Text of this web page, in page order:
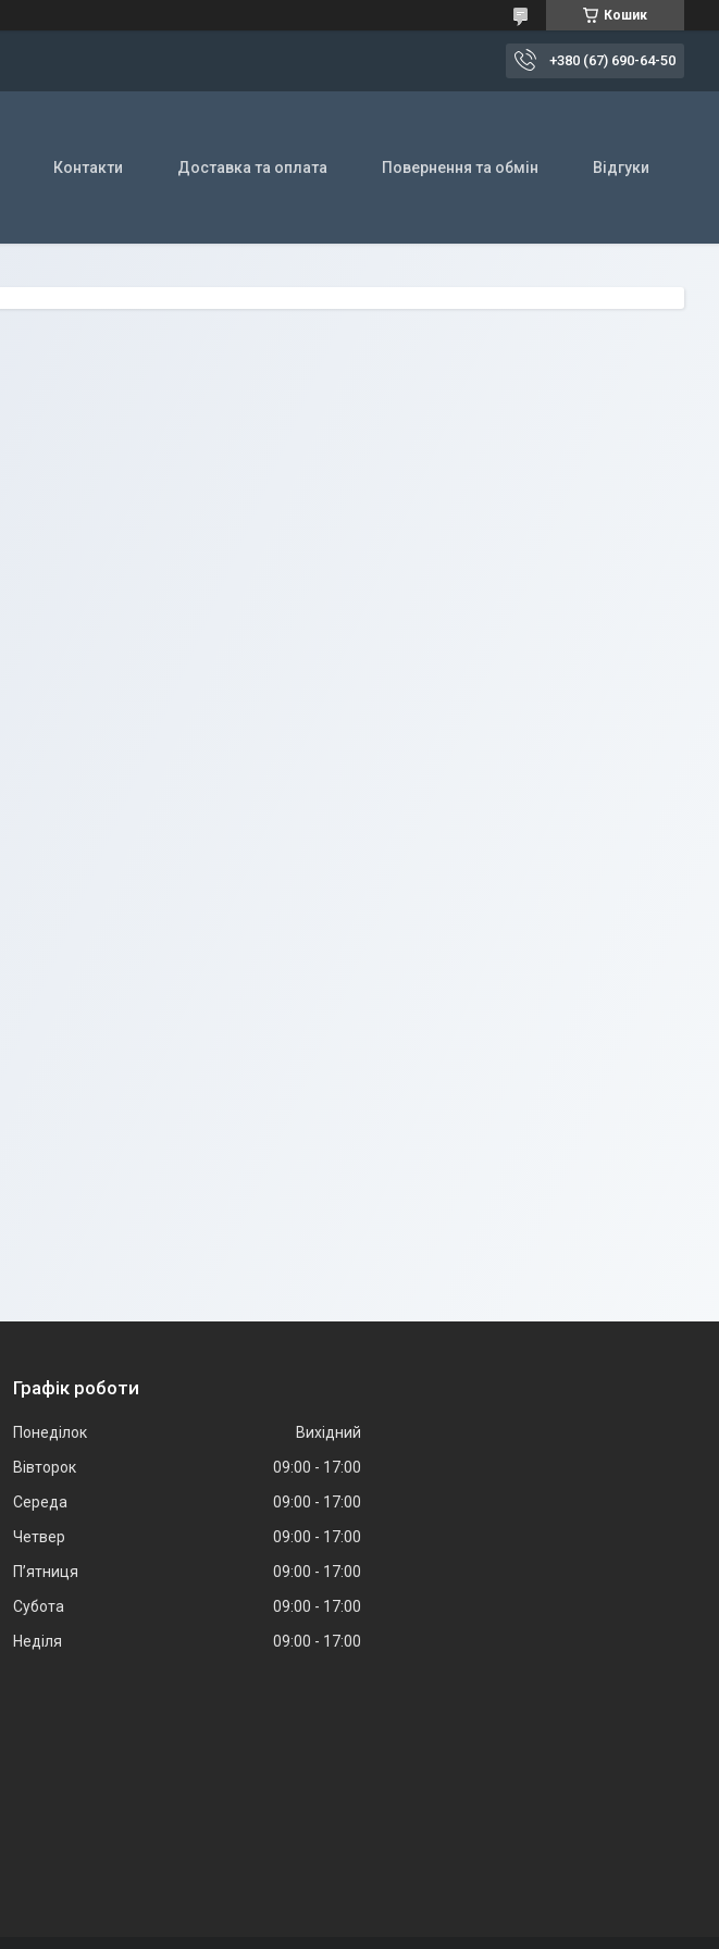
Кошик
+380 (67) 690-64-50
Контакти Доставка та оплата Повернення та обмін Відгуки
Графік роботи
Понеділок
Вихідний
Вівторок
09:00
17:00
Середа
09:00
17:00
Четвер
09:00
17:00
Пʼятниця
09:00
17:00
Субота
09:00
17:00
Неділя
09:00 17:00